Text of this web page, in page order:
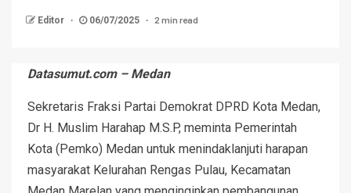
Editor 06/07/2025 2 min read
Datasumut.com – Medan
Sekretaris Fraksi Partai Demokrat DPRD Kota Medan,
Dr H. Muslim Harahap M.S.P, meminta Pemerintah
Kota (Pemko) Medan untuk menindaklanjuti harapan
masyarakat Kelurahan Rengas Pulau, Kecamatan